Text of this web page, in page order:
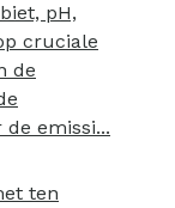
pH,
cruciale
de
emissi...
ten